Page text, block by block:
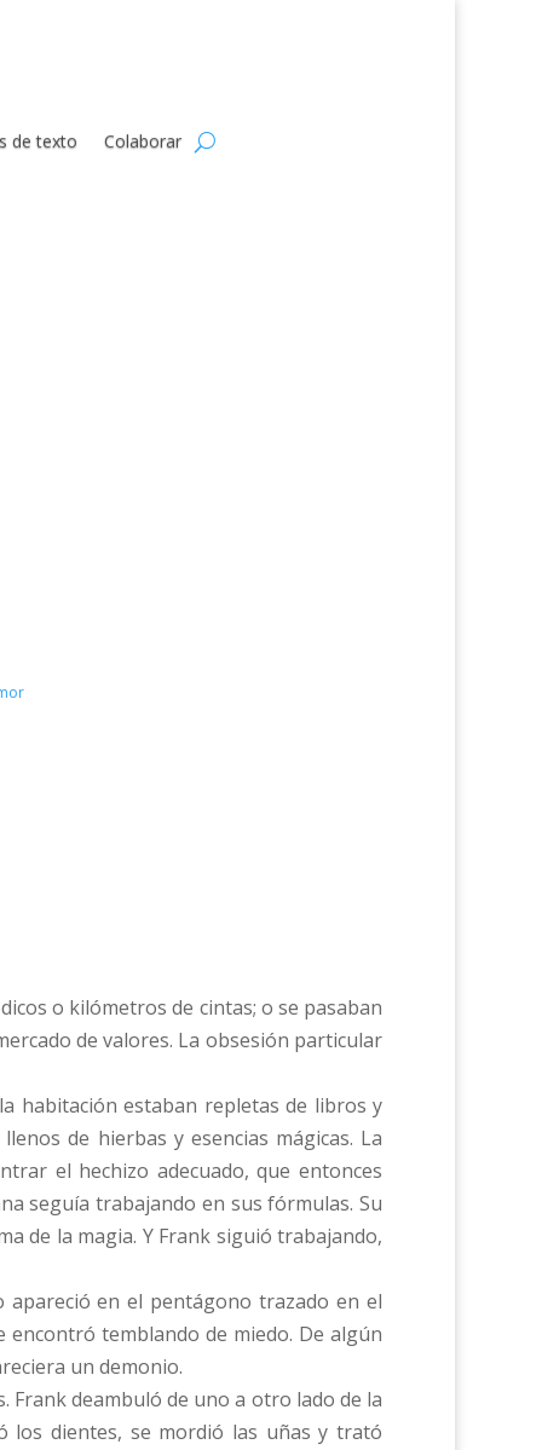
de texto Colaborar
o kilómetros de cintas; o se pasaban
de valores. La obsesión particular
habitación estaban repletas de libros y
de hierbas y esencias mágicas. La
el hechizo adecuado, que entonces
seguía trabajando en sus fórmulas. Su
de la magia. Y Frank siguió trabajando,
en el pentágono trazado en el
temblando de miedo. De algún
un demonio.
deambuló de uno a otro lado de la
los dientes, se mordió las uñas y trató